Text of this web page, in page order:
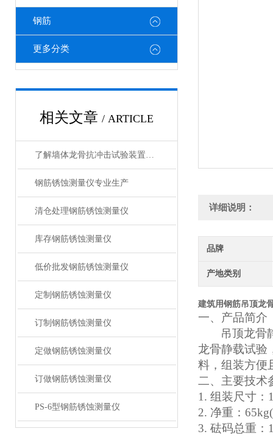
钢筋
更多分类
相关文章 / ARTICLE
了解墙体龙骨抗冲击试验装置各组成部件功能特点才能更好的使用它
钢筋锈蚀测量仪专业生产
清仓处理钢筋锈蚀测量仪
库存钢筋锈蚀测量仪
低价批发钢筋锈蚀测量仪
定制钢筋锈蚀测量仪
订制钢筋锈蚀测量仪
定做钢筋锈蚀测量仪
订做钢筋锈蚀测量仪
PS-6型钢筋锈蚀测量仪
详细说明：
品牌
产地类别
建筑用钢筋吊顶龙
一、 产品简介
吊顶龙骨
龙骨静载试验
料，组装方便
二、 主要技术
1. 组装尺寸：
2. 净重：
3. 砝码总重：